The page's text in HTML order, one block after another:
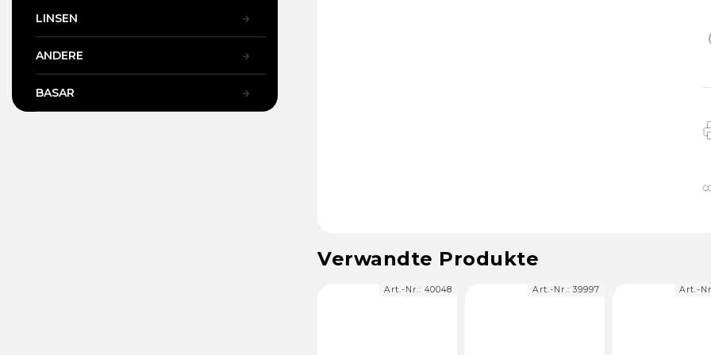
LINSEN
ANDERE
BASAR
Verwandte Produkte
Art.-Nr.:39997 Art.-Nr.: 26078 Art.-